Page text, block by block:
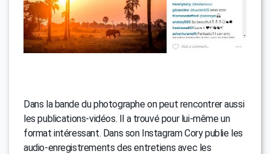
Dans la bande du photographe on peut rencontrer aussi
les publications-vidéos. Il a trouvé pour lui-même un
format intéressant. Dans son Instagram Cory publie les
audio-enregistrements des entretiens avec les